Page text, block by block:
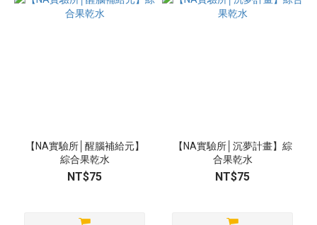
【NA實驗所│醒腦補給元】
綜合果乾水
NT$75
【NA實驗所│沉夢計畫】綜
合果乾水
NT$75